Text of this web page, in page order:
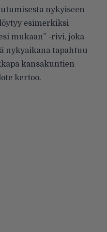
nykyiseen
esimerkiksi
mukaan” -rivi, joka
nykyaikana tapahtuu
kansakuntien
kertoo.